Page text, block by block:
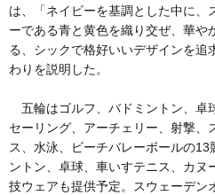
は、「ネイビーを基調とした中に、
ーである青と黄色を織り交ぜ、華や
る、シックで格好いいデザインを追
わりを説明した。
五輪はゴルフ、バドミントン、卓
セーリング、アーチェリー、射撃、
ス、水泳、ビーチバレーボールの13
ントン、卓球、車いすテニス、カヌ
技ウェアも提供予定。スウェーデン